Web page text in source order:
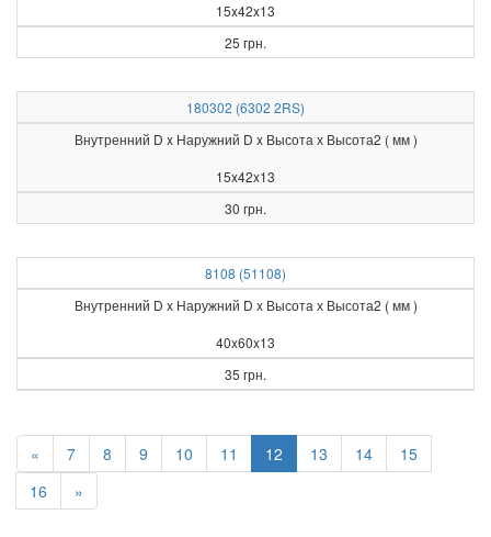
15x42x13
25 грн.
180302 (6302 2RS)
Внутренний D x Наружний D x Высота х Высота2 ( мм )
15x42x13
30 грн.
8108 (51108)
Внутренний D x Наружний D x Высота х Высота2 ( мм )
40x60x13
35 грн.
« 7 8 9 10 11 12 13 14
15
16
»